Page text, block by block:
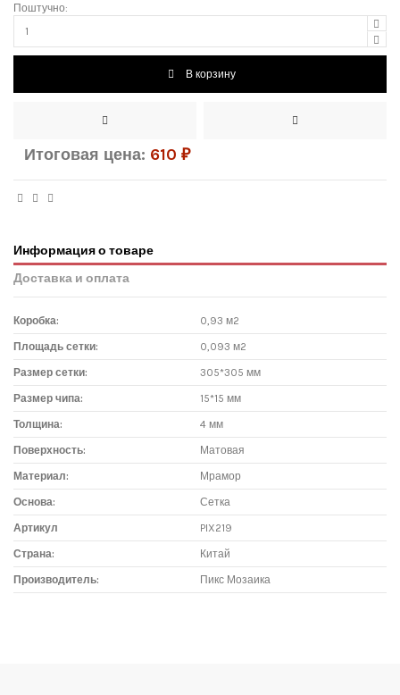
Поштучно:
В корзину
Итоговая цена: 610 ₽
Информация о товаре
Доставка и оплата
Коробка: 0,93 м2
Площадь сетки: 0,093 м2
Размер сетки: 305*305 мм
Размер чипа: 15*15 мм
Толщина: 4 мм
Поверхность: Матовая
Материал: Мрамор
Основа: Сетка
Артикул PIX219
Страна: Китай
Производитель: Пикс Мозаика